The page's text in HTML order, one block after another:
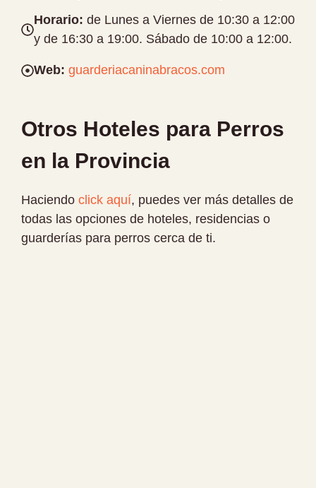
Horario: de Lunes a Viernes de 10:30 a 12:00
y de 16:30 a 19:00. Sábado de 10:00 a 12:00.
Web: guarderiacaninabracos.com
Otros Hoteles para Perros
en la Provincia
Haciendo click aquí, puedes ver más detalles de
todas las opciones de hoteles, residencias o
guarderías para perros cerca de ti.